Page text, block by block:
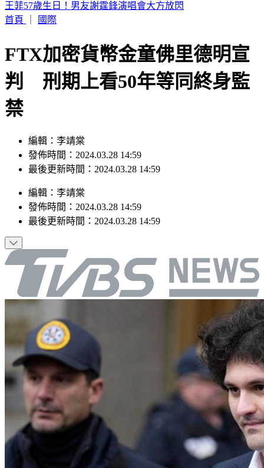
2026購車風向球 : 看購車趨勢分析，還有好禮天天抽
首頁
國際
FTX加密貨幣金童佛里德明宣
判 刑期上看50年等同終身監
禁
編輯：李靖棠
發佈時間：2024.03.28 14:59
最後更新時間：2024.03.28 14:59
編輯 ： 李靖棠
發佈時間： 2024.03.28 14:59
最後更新時間： 2024.03.28 14:59